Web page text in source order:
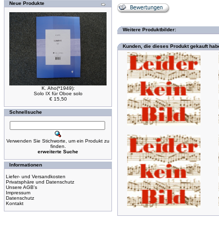
Neue Produkte
K. Aho(*1949):
Solo IX für Oboe solo
€ 15,50
Schnellsuche
Verwenden Sie Stichworte, um ein Produkt zu
finden.
erweiterte Suche
Informationen
Liefer- und Versandkosten
Privatsphäre und Datenschutz
Unsere AGB's
Impressum
Datenschutz
Kontakt
Weitere Produktbilder:
Kunden, die dieses Produkt gekauft